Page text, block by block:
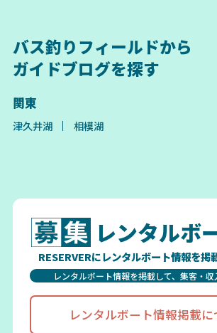
バス釣りフィールドから
ガイドブログを探す
関東
津久井湖 相模湖
レンタルボ
RESERVERにレンタルボート情報を掲
レンタルボート情報を掲載して、集客・収
レンタルボート情報掲載に